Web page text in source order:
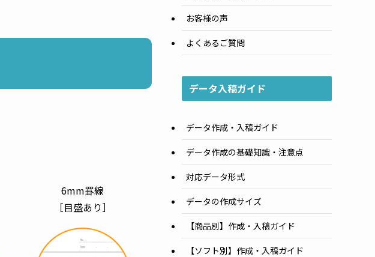
6mm罫線
［目盛あり］
お客様の声
よくあるご質問
データ入稿ガイド
データ作成・入稿ガイド
データ作成の基礎知識・注意点
対応データ形式
データの作成サイズ
【商品別】作成・入稿ガイド
【ソフト別】作成・入稿ガイド